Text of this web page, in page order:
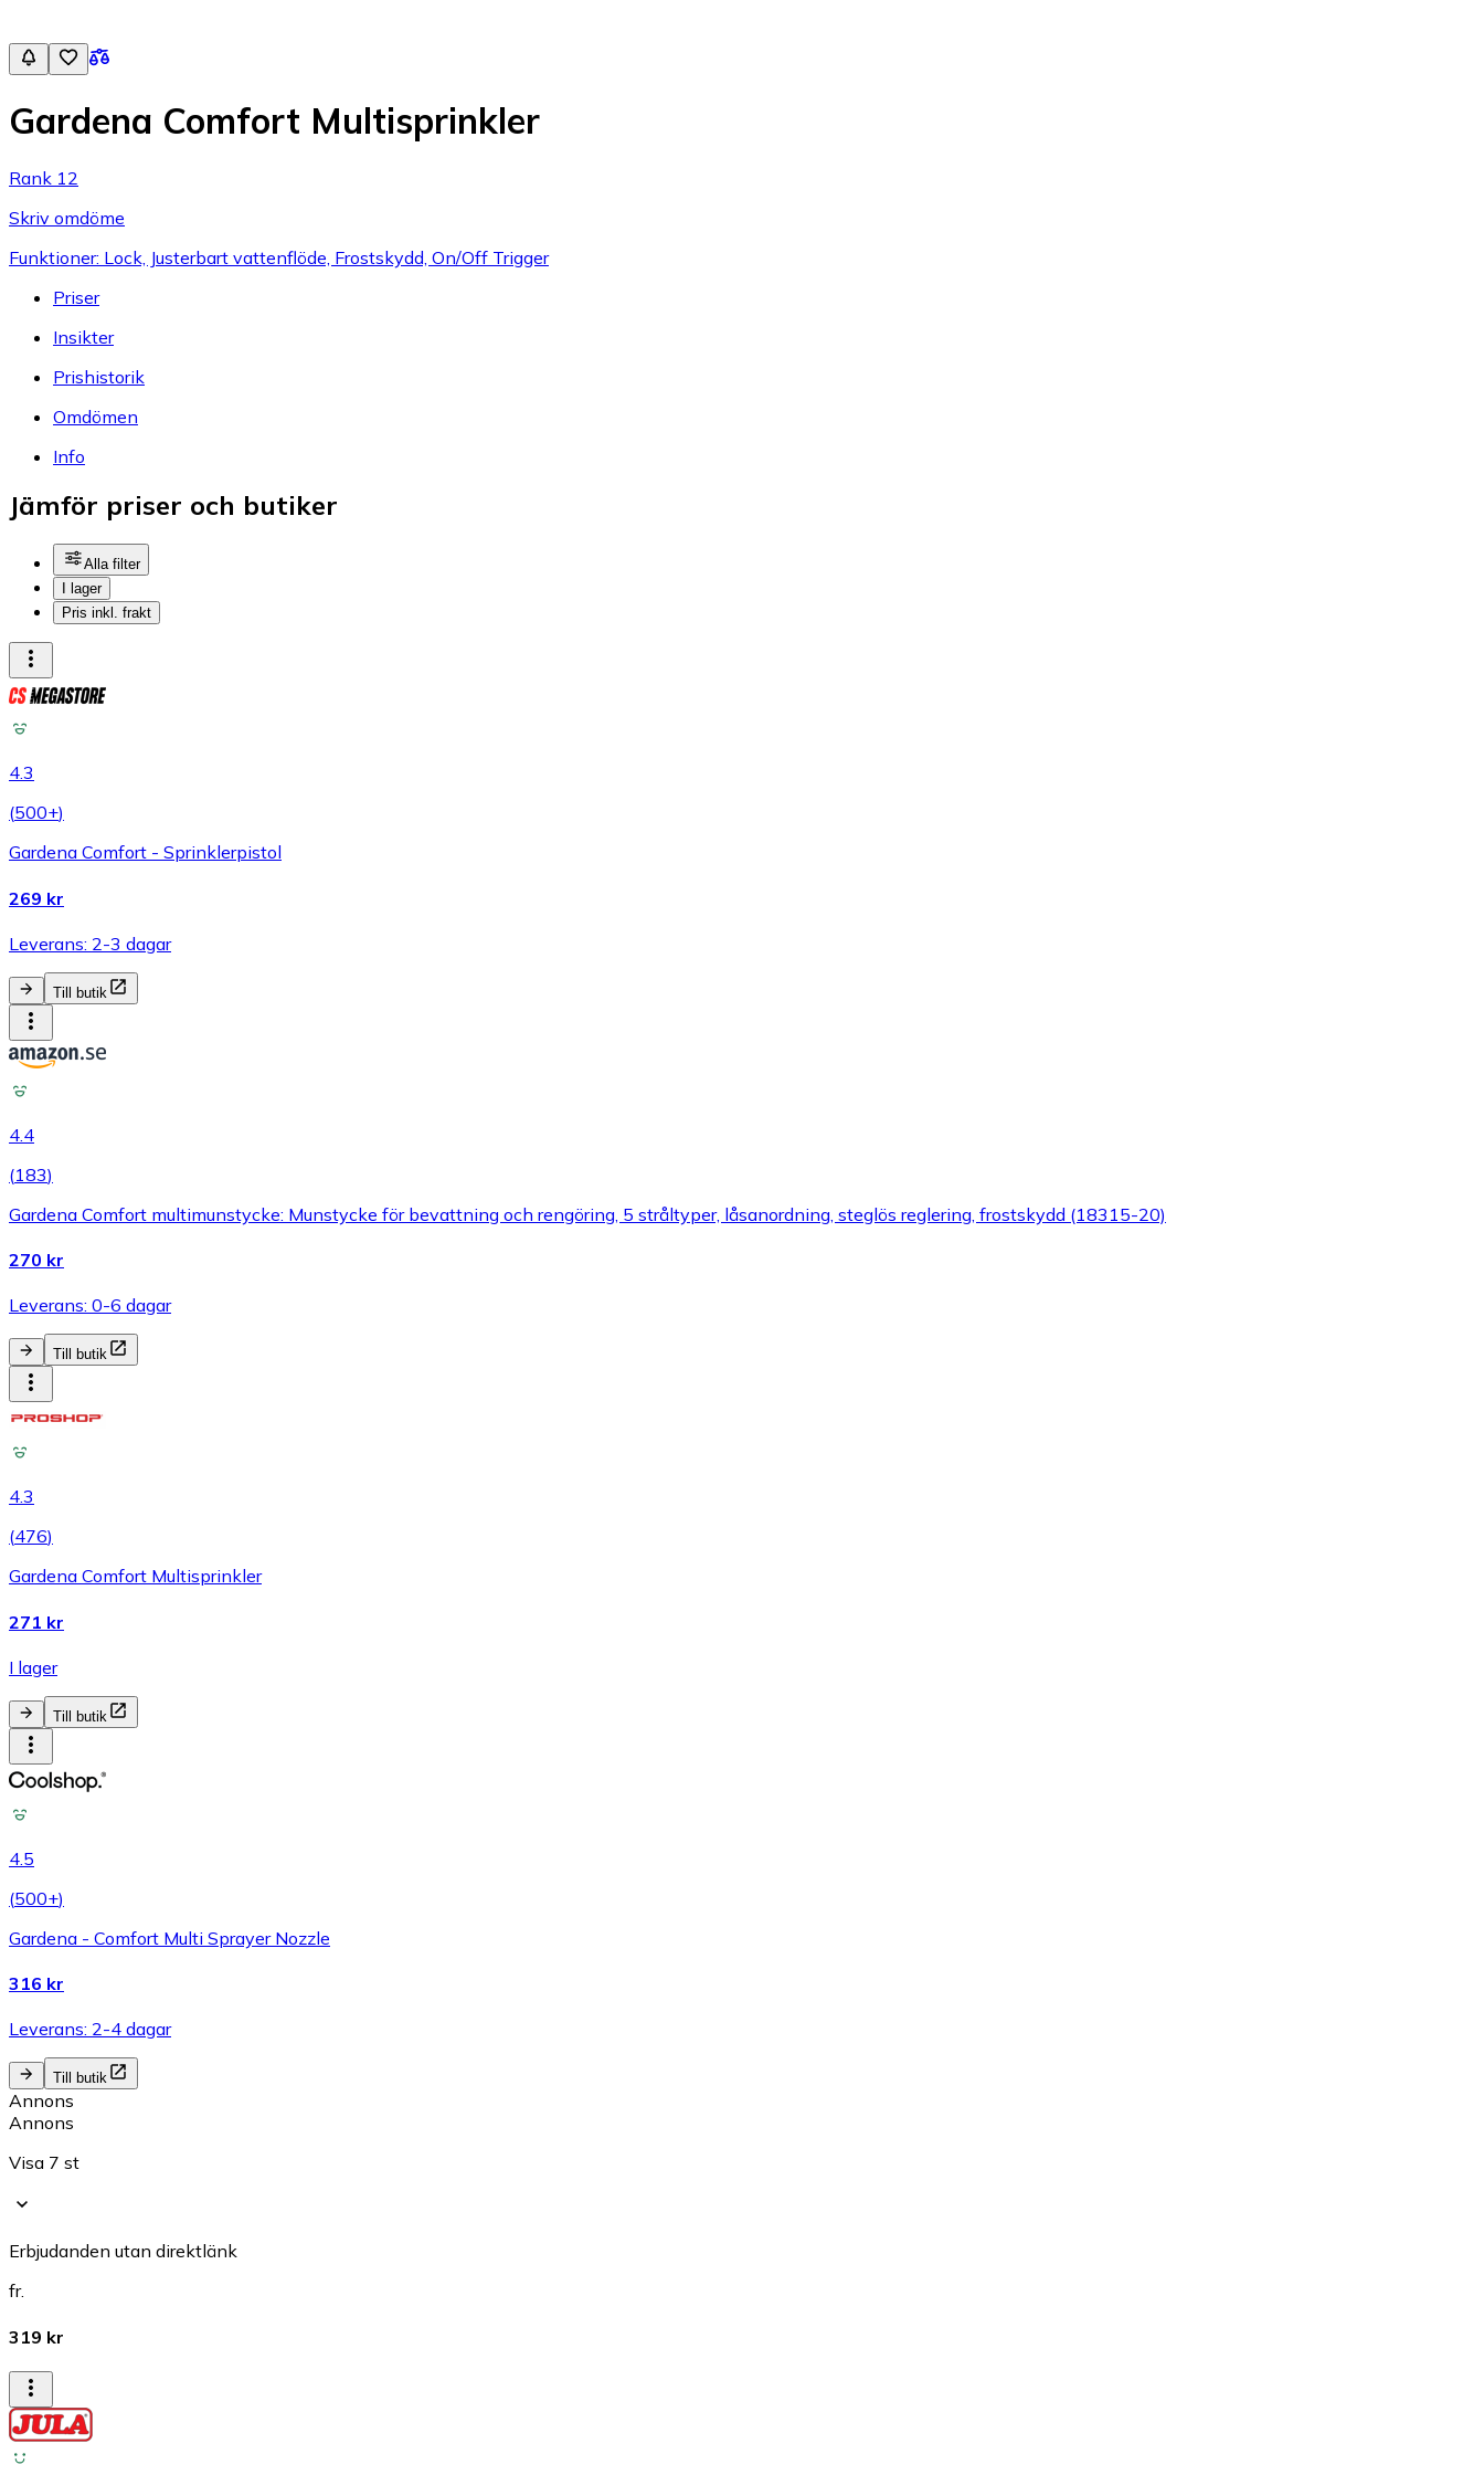
Gardena Comfort Multisprinkler
Rank 12
Skriv omdöme
Funktioner: Lock, Justerbart vattenflöde, Frostskydd, On/Off Trigger
Priser
Insikter
Prishistorik
Omdömen
Info
Jämför priser och butiker
Alla filter
I lager
Pris inkl. frakt
4.3
(500+)
Gardena Comfort - Sprinklerpistol
269 kr
Leverans: 2-3 dagar
Till butik
4.4
(183)
Gardena Comfort multimunstycke: Munstycke för bevattning och rengöring, 5 stråltyper, låsanordning, steglös reglering, frostskydd (18315-20)
270 kr
Leverans: 0-6 dagar
Till butik
4.3
(476)
Gardena Comfort Multisprinkler
271 kr
I lager
Till butik
4.5
(500+)
Gardena - Comfort Multi Sprayer Nozzle
316 kr
Leverans: 2-4 dagar
Till butik
Annons
Annons
Visa 7 st
Erbjudanden utan direktlänk
fr.
319 kr